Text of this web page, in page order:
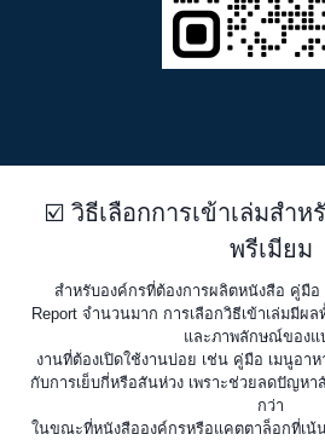
☑️ วิธีเลือกการเข้าเล่มสำ
พรีเมียม
สำหรับองค์กรที่ต้องการผลิตหนังสือ คู่มื
Report จำนวนมาก การเลือกวิธีเข้าเล่มมีผ
และภาพลักษณ์ของแ
งานที่ต้องเปิดใช้งานบ่อย เช่น คู่มือ เมนูอา
กับการเย็บกี่หรือสันห่วง เพราะช่วยลดปัญห
กว่า
ในขณะที่หนังสือองค์กรหรือแคตตาล็อกที่เ